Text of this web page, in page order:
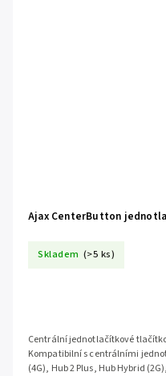
Ajax CenterButton
Skladem (>5 ks)
Centrální jednotlačítkové
Kompatibilní s centrálními
(4G), Hub 2 Plus, Hub Hybrid